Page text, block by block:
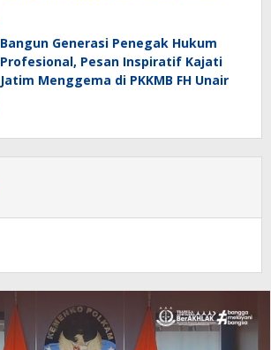
Bangun Generasi Penegak Hukum
Profesional, Pesan Inspiratif Kajati
Jatim Menggema di PKKMB FH Unair